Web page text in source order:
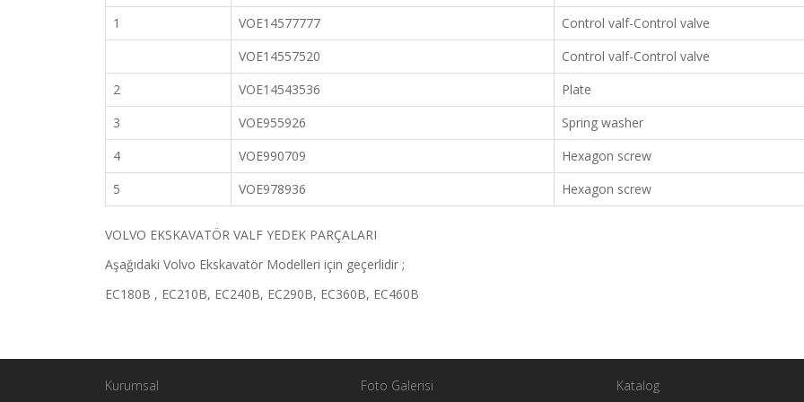
1
VOE14577777
Control valf-Control valve
VOE14557520
Control valf-Control valve
2
VOE14543536
Plate
3
VOE955926
Spring washer
4
VOE990709
Hexagon screw
5
VOE978936 Hexagon screw
VOLVO EKSKAVATÖR VALF YEDEK PARÇALARI
Aşağıdaki Volvo Ekskavatör Modelleri için geçerlidir ;
EC180B , EC210B, EC240B, EC290B, EC360B, EC460B
Kurumsal Foto Galerisi Katalog